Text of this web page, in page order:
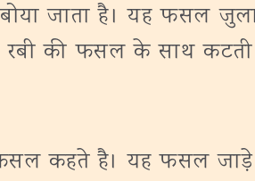
जाता है। यह फसल
की फसल के साथ कटती
फसल कहते है। यह फसल